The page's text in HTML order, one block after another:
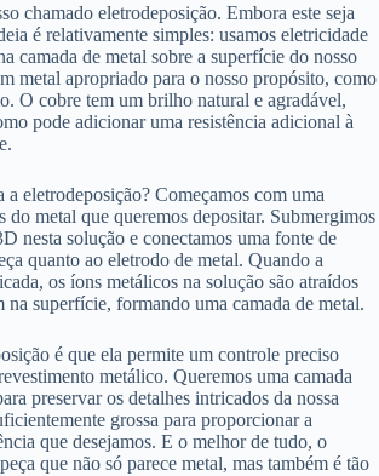
chamado eletrodeposição. Embora este seja
é relativamente simples: usamos eletricidade
camada de metal sobre a superfície do nosso
metal apropriado para o nosso propósito, como
O cobre tem um brilho natural e agradável,
pode adicionar uma resistência adicional à
eletrodeposição? Começamos com uma
do metal que queremos depositar. Submergimos
nesta solução e conectamos uma fonte de
quanto ao eletrodo de metal. Quando a
os íons metálicos na solução são atraídos
na superfície, formando uma camada de metal.
é que ela permite um controle preciso
metálico. Queremos uma camada
preservar os detalhes intricados da nossa
grossa para proporcionar a
que desejamos. E o melhor de tudo, o
que não só parece metal, mas também é tão